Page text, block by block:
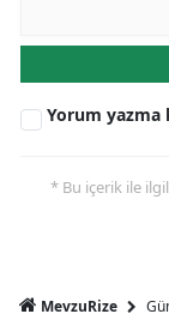
Yorum yazma
* Bu içerik ile
MevzuRize